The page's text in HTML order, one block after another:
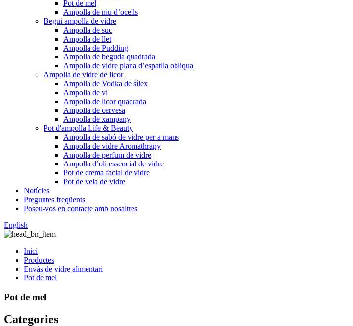
Pot de mel
Ampolla de niu d’ocells
Begui ampolla de vidre
Ampolla de suc
Ampolla de llet
Ampolla de Pudding
Ampolla de beguda quadrada
Ampolla de vidre plana d’espatlla obliqua
Ampolla de vidre de licor
Ampolla de Vodka de sílex
Ampolla de vi
Ampolla de licor quadrada
Ampolla de cervesa
Ampolla de xampany
Pot d'ampolla Life & Beauty
Ampolla de sabó de vidre per a mans
Ampolla de vidre Aromathrapy
Ampolla de perfum de vidre
Ampolla d’oli essencial de vidre
Pot de crema facial de vidre
Pot de vela de vidre
Notícies
Preguntes freqüents
Poseu-vos en contacte amb nosaltres
English
Inici
Productes
Envàs de vidre alimentari
Pot de mel
Pot de mel
Categories